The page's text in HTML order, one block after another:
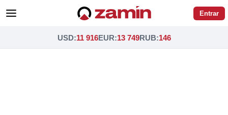
Entrar
USD:11 916EUR:13 749RUB:146